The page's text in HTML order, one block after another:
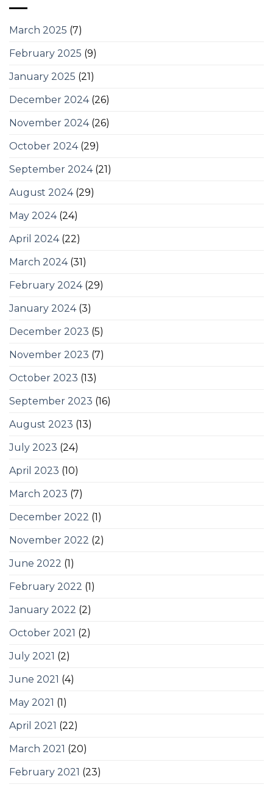
March 2025 (7)
February 2025 (9)
January 2025 (21)
December 2024(26)
November 2024(26)
October 2024(29)
September 2024(21)
August 2024(29)
May 2024(24)
April 2024(22)
March 2024(31)
February 2024(29)
January 2024(3)
December 2023 (5)
November 2023 (7)
October 2023 (13)
September 2023 (16)
August 2023 (13)
July 2023 (24)
April 2023 (10)
March 2023 (7)
December 2022 (1)
November 2022 (2)
June 2022 (1)
February 2022 (1)
January 2022 (2)
October 2021 (2)
July 2021 (2)
June 2021 (4)
May 2021 (1)
April 2021 (22)
March 2021 (20)
February 2021 (23)